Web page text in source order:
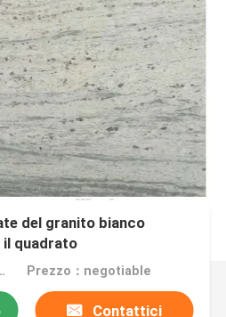
del granito bianco
il quadrato
quadrato Prezzo：negotiable
Contattici